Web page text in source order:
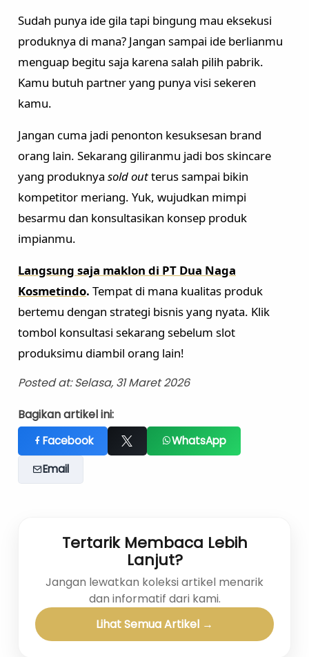
Sudah punya ide gila tapi bingung mau eksekusi
produknya di mana? Jangan sampai ide berlianmu
menguap begitu saja karena salah pilih pabrik.
Kamu butuh partner yang punya visi sekeren
kamu.
Jangan cuma jadi penonton kesuksesan brand
orang lain. Sekarang giliranmu jadi bos skincare
yang produknya sold outterus sampai bikin
kompetitor meriang. Yuk, wujudkan mimpi
besarmu dan konsultasikan konsep produk
impianmu.
Langsung saja maklon di PT Dua Naga
Kosmetindo. Tempat di mana kualitas produk
bertemu dengan strategi bisnis yang nyata. Klik
tombol konsultasi sekarang sebelum slot
produksimu diambil orang lain!
Posted at: Selasa, 31 Maret 2026
Bagikan artikel ini:
Facebook
WhatsApp
Email
Tertarik Membaca Lebih
Lanjut?
Jangan lewatkan koleksi artikel menarik
dan informatif dari kami.
Lihat Semua Artikel →